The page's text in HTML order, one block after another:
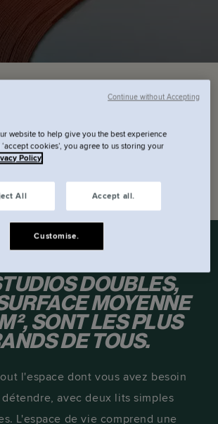
Date de départ
DOUBLES,
MOYENNE
SONT LES PLUS
DE TOUS.
l'espace dont vous avez besoin
détendre, avec deux lits simples
L'espace de vie comprend une
website to help give you the best experience
cookies’, you agree to us storing your
Policy
All Accept all.
Customise.
Continue without Accepting